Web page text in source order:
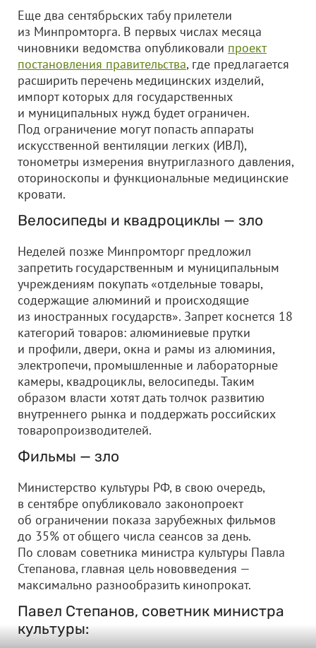
Еще два сентябрьских табу прилетели
из Минпромторга. В первых числах месяца
чиновники ведомства опубликовали проект
постановления правительства, где предлагается
расширить перечень медицинских изделий,
импорт которых для государственных
и муниципальных нужд будет ограничен.
Под ограничение могут попасть аппараты
искусственной вентиляции легких (ИВЛ),
тонометры измерения внутриглазного давления,
оториноскопы и функциональные медицинские
кровати.
Велосипеды и квадроциклы — зло
Неделей позже Минпромторг предложил
запретить государственным и муниципальным
учреждениям покупать «отдельные товары,
содержащие алюминий и происходящие
из иностранных государств». Запрет коснется 18
категорий товаров: алюминиевые прутки
и профили, двери, окна и рамы из алюминия,
электропечи, промышленные и лабораторные
камеры, квадроциклы, велосипеды. Таким
образом власти хотят дать толчок развитию
внутреннего рынка и поддержать российских
товаропроизводителей.
Фильмы — зло
Министерство культуры РФ, в свою очередь,
в сентябре опубликовало законопроект
об ограничении показа зарубежных фильмов
до 35% от общего числа сеансов за день.
По словам советника министра культуры Павла
Степанова, главная цель нововведения —
максимально разнообразить кинопрокат.
Павел Степанов, советник министра
культуры: